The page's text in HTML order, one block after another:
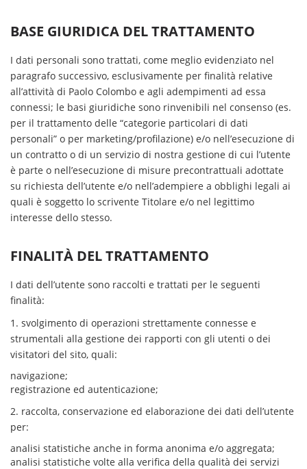
BASE GIURIDICA DEL TRATTAMENTO
I dati personali sono trattati, come meglio evidenziato nel
paragrafo successivo, esclusivamente per finalità relative
all’attività di Paolo Colombo e agli adempimenti ad essa
connessi; le basi giuridiche sono rinvenibili nel consenso (es.
per il trattamento delle “categorie particolari di dati
personali” o per marketing/profilazione) e/o nell’esecuzione di
un contratto o di un servizio di nostra gestione di cui l’utente
è parte o nell’esecuzione di misure precontrattuali adottate
su richiesta dell’utente e/o nell’adempiere a obblighi legali ai
quali è soggetto lo scrivente Titolare e/o nel legittimo
interesse dello stesso.
FINALITÀ DEL TRATTAMENTO
I dati dell’utente sono raccolti e trattati per le seguenti
finalità:
1. svolgimento di operazioni strettamente connesse e
strumentali alla gestione dei rapporti con gli utenti o dei
visitatori del sito, quali:
navigazione;
registrazione ed autenticazione;
2. raccolta, conservazione ed elaborazione dei dati dell’utente
per:
analisi statistiche anche in forma anonima e/o aggregata;
analisi statistiche volte alla verifica della qualità dei servizi